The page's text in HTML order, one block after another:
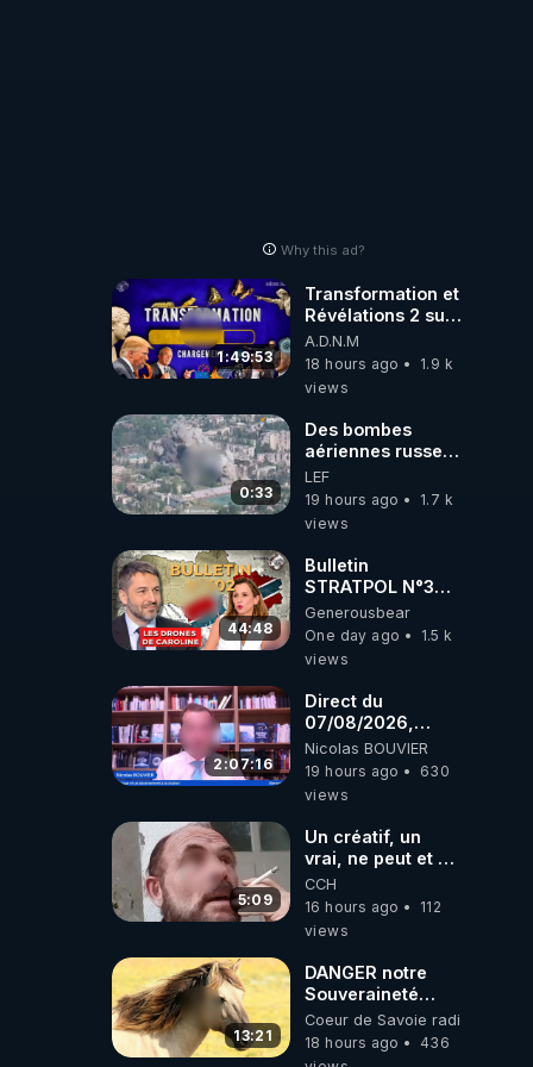
Why this ad?
1:49:53
Transformation et
Révélations 2 sur
2 - live du
07/08/26
A.D.N.M
18 hours ago
1.9 k
views
0:33
Des bombes
aériennes russes
anéantissent les
centres de
contrôle de
brigades
ukrainienne
LEF
19 hours ago
1.7 k
views
44:48
Bulletin
STRATPOL N°302.
Armée des
drones, MS-21 en
série, missiles
07.08.2026.
Generousbear
One day ago
1.5 k
views
2:07:16
Direct du
07/08/2026,
présenté par
Nicolas BOUVIER
Nicolas BOUVIER
19 hours ago
630
views
5:09
Un créatif, un
vrai, ne peut et ne
doit pas faire
appel à
l'intelligence
CCH
16 hours ago
112
views
13:21
DANGER notre
Souveraineté
Alimentaire est
attaqué...
Coeur de Savoie radioweb TV
18 hours ago
436